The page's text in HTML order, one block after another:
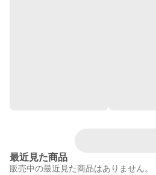
最近見た商品
販売中の最近見た商品はありません。